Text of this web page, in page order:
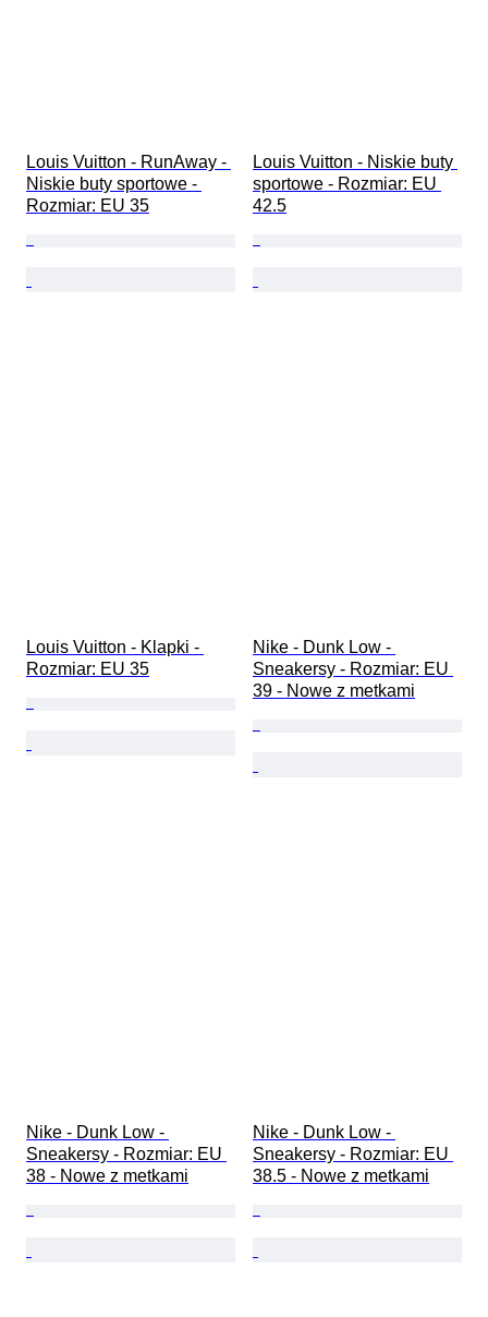
Louis Vuitton - RunAway -
Niskie buty sportowe -
Rozmiar: EU 35
Louis Vuitton - Niskie buty
sportowe - Rozmiar: EU
42.5
Louis Vuitton - Klapki -
Rozmiar: EU 35
Nike - Dunk Low -
Sneakersy - Rozmiar: EU
39 - Nowe z metkami
Nike - Dunk Low -
Sneakersy - Rozmiar: EU
38 - Nowe z metkami
Nike - Dunk Low -
Sneakersy - Rozmiar: EU
38.5 - Nowe z metkami